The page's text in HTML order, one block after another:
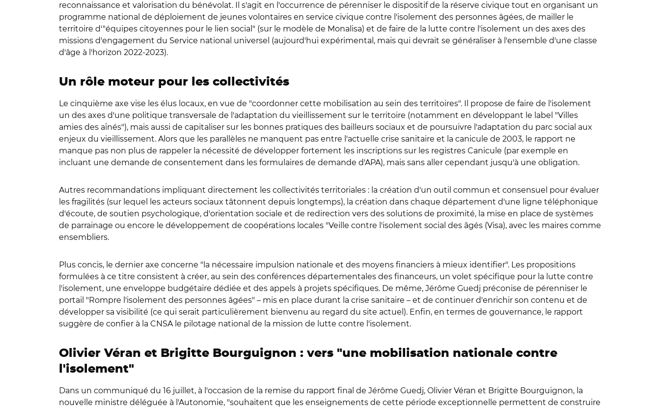
reconnaissance et valorisation du bénévolat. Il s'agit en l'occurrence de pérenniser le dispositif de la réserve civique tout en organisant un
programme national de déploiement de jeunes volontaires en service civique contre l'isolement des personnes âgées, de mailler le
territoire d'"équipes citoyennes pour le lien social" (sur le modèle de Monalisa) et de faire de la lutte contre l'isolement un des axes des
missions d'engagement du Service national universel (aujourd'hui expérimental, mais qui devrait se généraliser à l'ensemble d'une classe
d'âge à l'horizon 2022-2023).
Un rôle moteur pour les collectivités
Le cinquième axe vise les élus locaux, en vue de "coordonner cette mobilisation au sein des territoires". Il propose de faire de l'isolement
un des axes d'une politique transversale de l'adaptation du vieillissement sur le territoire (notamment en développant le label "Villes
amies des aînés"), mais aussi de capitaliser sur les bonnes pratiques des bailleurs sociaux et de poursuivre l'adaptation du parc social aux
enjeux du vieillissement. Alors que les parallèles ne manquent pas entre l'actuelle crise sanitaire et la canicule de 2003, le rapport ne
manque pas non plus de rappeler la nécessité de développer fortement les inscriptions sur les registres Canicule (par exemple en
incluant une demande de consentement dans les formulaires de demande d'APA), mais sans aller cependant jusqu'à une obligation.
Autres recommandations impliquant directement les collectivités territoriales : la création d'un outil commun et consensuel pour évaluer
les fragilités (sur lequel les acteurs sociaux tâtonnent depuis longtemps), la création dans chaque département d'une ligne téléphonique
d'écoute, de soutien psychologique, d'orientation sociale et de redirection vers des solutions de proximité, la mise en place de systèmes
de parrainage ou encore le développement de coopérations locales "Veille contre l'isolement social des âgés (Visa), avec les maires comme
ensembliers.
Plus concis, le dernier axe concerne "la nécessaire impulsion nationale et des moyens financiers à mieux identifier". Les propositions
formulées à ce titre consistent à créer, au sein des conférences départementales des financeurs, un volet spécifique pour la lutte contre
l'isolement, une enveloppe budgétaire dédiée et des appels à projets spécifiques. De même, Jérôme Guedj préconise de pérenniser le
portail "Rompre l'isolement des personnes âgées" – mis en place durant la crise sanitaire – et de continuer d'enrichir son contenu et de
développer sa visibilité (ce qui serait particulièrement bienvenu au regard du site actuel). Enfin, en termes de gouvernance, le rapport
suggère de confier à la CNSA le pilotage national de la mission de lutte contre l'isolement.
Olivier Véran et Brigitte Bourguignon : vers "une mobilisation nationale contre
l'isolement"
Dans un communiqué du 16 juillet, à l'occasion de la remise du rapport final de Jérôme Guedj, Olivier Véran et Brigitte Bourguignon, la
nouvelle ministre déléguée à l'Autonomie, "souhaitent que les enseignements de cette période exceptionnelle permettent de construire